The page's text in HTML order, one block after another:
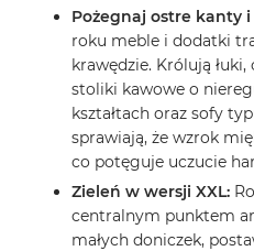
Pożegnaj ostre kanty i
roku meble i dodatki
krawędzie. Królują
stoliki kawowe o
kształtach oraz sofy
sprawiają, że wzrok
co potęguje uczucie
Zieleń w wersji XXL:
centralnym punktem
małych doniczek,